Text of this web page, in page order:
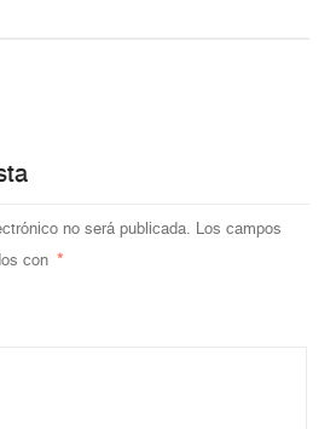
no será publicada. Los campos
con *